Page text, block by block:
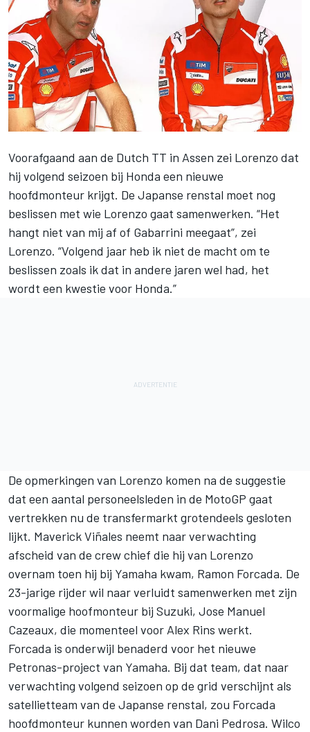
Voorafgaand aan de Dutch TT in Assen zei Lorenzo dat
hij volgend seizoen bij Honda een nieuwe
hoofdmonteur krijgt. De Japanse renstal moet nog
beslissen met wie Lorenzo gaat samenwerken. “Het
hangt niet van mij af of Gabarrini meegaat”, zei
Lorenzo. “Volgend jaar heb ik niet de macht om te
beslissen zoals ik dat in andere jaren wel had, het
wordt een kwestie voor Honda.”
De opmerkingen van Lorenzo komen na de suggestie
dat een aantal personeelsleden in de MotoGP gaat
vertrekken nu de transfermarkt grotendeels gesloten
lijkt. Maverick Viñales neemt naar verwachting
afscheid van de crew chief die hij van Lorenzo
overnam toen hij bij Yamaha kwam, Ramon Forcada. De
23-jarige rijder wil naar verluidt samenwerken met zijn
voormalige hoofmonteur bij Suzuki, Jose Manuel
Cazeaux, die momenteel voor Alex Rins werkt.
Forcada is onderwijl benaderd voor het nieuwe
Petronas-project van Yamaha. Bij dat team, dat naar
verwachting volgend seizoen op de grid verschijnt als
satellietteam van de Japanse renstal, zou Forcada
hoofdmonteur kunnen worden van Dani Pedrosa. Wilco